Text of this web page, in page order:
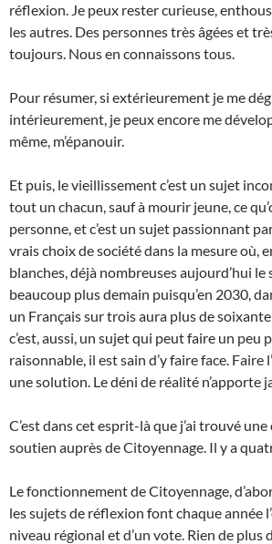
réflexion. Je peux rester curieuse,
les autres. Des personnes très âgées et
toujours. Nous en connaissons tous.
Pour résumer, si extérieurement je me
intérieurement, je peux encore me
même, m’épanouir.
Et puis, le vieillissement c’est un sujet
tout un chacun, sauf à mourir jeune, ce
personne, et c’est un sujet passionnant
vrais choix de société dans la mesure où,
blanches, déjà nombreuses aujourd’hui
beaucoup plus demain puisqu’en 2030,
un Français sur trois aura plus de soixante
c’est, aussi, un sujet qui peut faire un peu
raisonnable, il est sain d’y faire face. Faire
une solution. Le déni de réalité n’apporte
C’est dans cet esprit-là que j’ai trouvé
soutien auprès de Citoyennage. Il y a
Le fonctionnement de Citoyennage,
les sujets de réflexion font chaque année
niveau régional et d’un vote. Rien de plus